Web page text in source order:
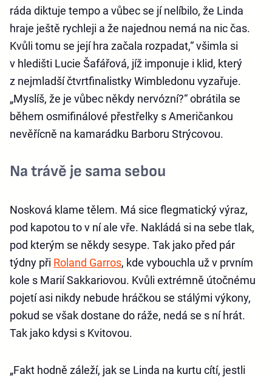
ráda diktuje tempo a vůbec se jí nelíbilo, že Linda
hraje ještě rychleji a že najednou nemá na nic čas.
Kvůli tomu se její hra začala rozpadat,“ všimla si
v hledišti Lucie Šafářová, jíž imponuje i klid, který
z nejmladší čtvrtfinalistky Wimbledonu vyzařuje.
„Myslíš, že je vůbec někdy nervózní?“ obrátila se
během osmifinálové přestřelky s Američankou
nevěřícně na kamarádku Barboru Strýcovou.
Na trávě je sama sebou
Nosková klame tělem. Má sice flegmatický výraz,
pod kapotou to v ní ale vře. Nakládá si na sebe tlak,
pod kterým se někdy sesype. Tak jako před pár
týdny při Roland Garros, kde vybouchla už v prvním
kole s Marií Sakkariovou. Kvůli extrémně útočnému
pojetí asi nikdy nebude hráčkou se stálými výkony,
pokud se však dostane do ráže, nedá se s ní hrát.
Tak jako kdysi s Kvitovou.
„Fakt hodně záleží, jak se Linda na kurtu cítí, jestli